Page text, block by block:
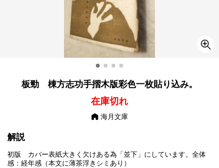
板勁 棟方志功手摺木版彩色一枚貼り込み。
在庫切れ
海月文庫
解説
初版 カバー表紙大きく欠けある為「並下」にしています。全体
感：経年感（本文に薄茶浮きシミあり）